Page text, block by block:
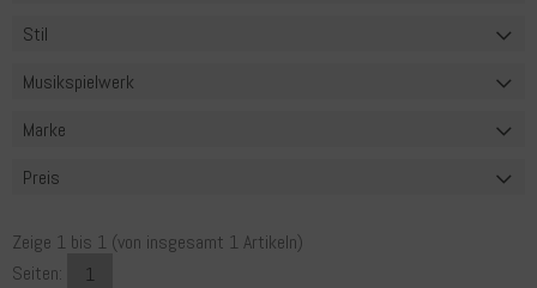
Stil
Musikspielwerk
Marke
Preis
Zeige 1 bis 1 (von insgesamt 1 Artikeln)
Seiten:
1